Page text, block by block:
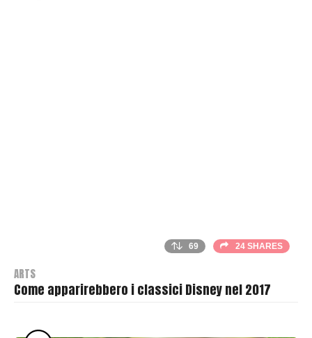
69 24 SHARES
ARTS
Come apparirebbero i classici Disney nel 2017